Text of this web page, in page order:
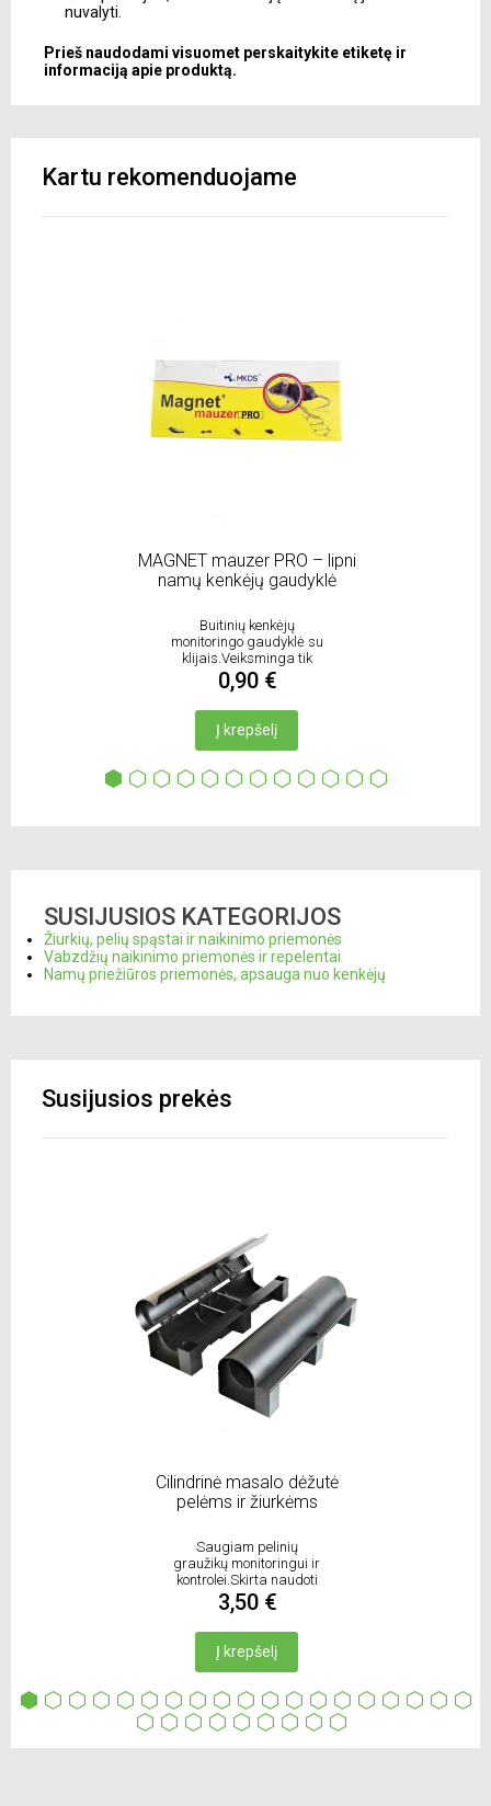
nuvalyti.
Prieš naudodami visuomet perskaitykite etiketę ir
informaciją apie produktą.
Kartu rekomenduojame
MAGNET mauzer PRO – lipni
namų kenkėjų gaudyklė
Buitinių kenkėjų
monitoringo gaudyklė su
klijais.Veiksminga tik
teigiamoje aplinkos
0,90 €
Į krepšelį
SUSIJUSIOS KATEGORIJOS
Žiurkių, pelių spąstai ir naikinimo priemonės
Vabzdžių naikinimo priemonės ir repelentai
Namų priežiūros priemonės, apsauga nuo kenkėjų
Susijusios prekės
Cilindrinė masalo dėžutė
pelėms ir žiurkėms
Saugiam pelinių
graužikų monitoringui ir
kontrolei.Skirta naudoti
patalpose ir lauke
3,50 €
Į krepšelį